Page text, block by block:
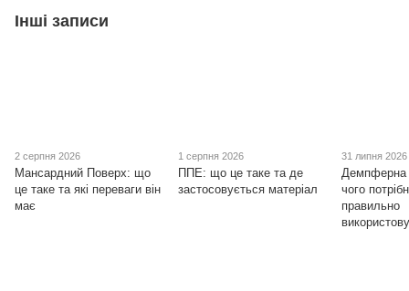
Інші записи
2 серпня 2026
Мансардний Поверх: що
це таке та які переваги він
має
1 серпня 2026
ППЕ: що це таке та де
застосовується матеріал
31 липня 2026
Демпферна
чого
правильно